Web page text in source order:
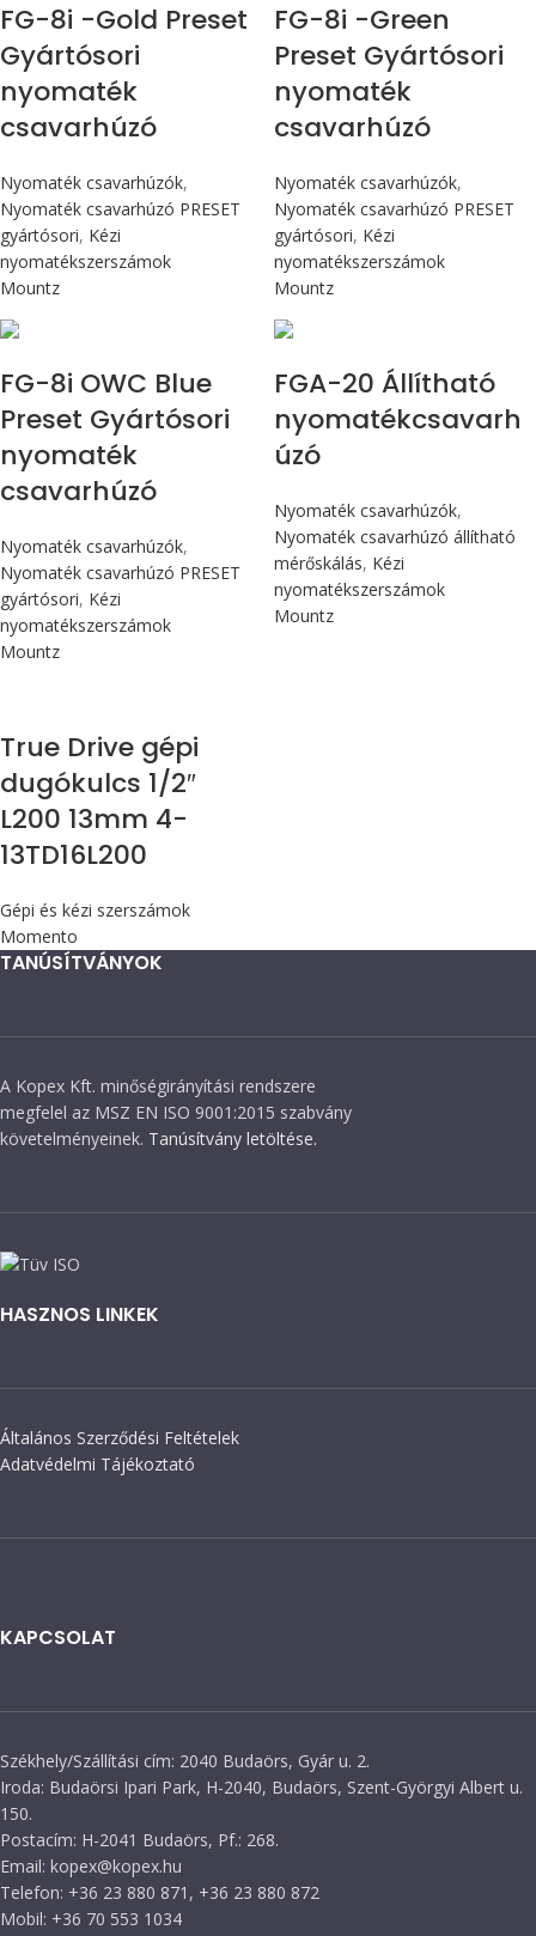
FG-8i -Gold Preset
Gyártósori
nyomaték
csavarhúzó
Nyomaték csavarhúzók,
Nyomaték csavarhúzó PRESET
gyártósori, Kézi
nyomatékszerszámok
Mountz
FG-8i -Green
Preset Gyártósori
nyomaték
csavarhúzó
Nyomaték csavarhúzók,
Nyomaték csavarhúzó PRESET
gyártósori, Kézi
nyomatékszerszámok
Mountz
FG-8i OWC Blue
Preset Gyártósori
nyomaték
csavarhúzó
Nyomaték csavarhúzók,
Nyomaték csavarhúzó PRESET
gyártósori, Kézi
nyomatékszerszámok
Mountz
FGA-20 Állítható
nyomatékcsavarh
úzó
Nyomaték csavarhúzók,
Nyomaték csavarhúzó állítható
mérőskálás, Kézi
nyomatékszerszámok
Mountz
True Drive gépi
dugókulcs 1/2″
L200 13mm 4-
13TD16L200
Gépi és kézi szerszámok
Momento
TANÚSÍTVÁNYOK
A Kopex Kft. minőségirányítási rendszere
megfelel az MSZ EN ISO 9001:2015 szabvány
követelményeinek. Tanúsítvány letöltése.
HASZNOS LINKEK
Általános Szerződési Feltételek
Adatvédelmi Tájékoztató
KAPCSOLAT
Székhely/Szállítási cím: 2040 Budaörs, Gyár u. 2.
Iroda: Budaörsi Ipari Park, H-2040, Budaörs, Szent-Györgyi Albert u.
150.
Postacím: H-2041 Budaörs, Pf.: 268.
Email: kopex@kopex.hu
Telefon: +36 23 880 871, +36 23 880 872
Mobil: +36 70 553 1034